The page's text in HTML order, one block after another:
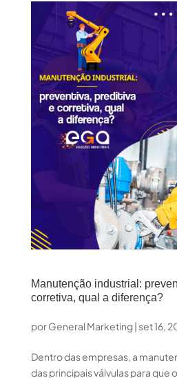
Manutenção industrial:
corretiva, qual a diferença?
porGeneral Marketing|set 16,
Dentro das empresas, a
das principais válvulas para que